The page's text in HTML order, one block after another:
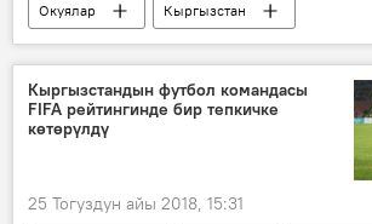
Окуялар
Кыргызстан
Мультимедиа
Видео
Жаңылыктар
жол кырсык
Кыргызстандын футбол командасы
FIFA рейтингинде бир тепкичке
көтөрүлдү
25 Тогуздун айы 2018, 15:31